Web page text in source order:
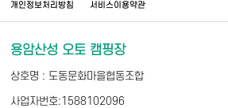
개인정보처리방침 서비스이용약관
용암산성 오토 캠핑장
상호명 : 도동문화마을협동조합
사업자번호:1588102096